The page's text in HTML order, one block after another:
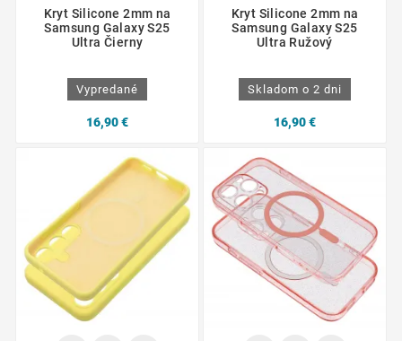
Kryt Silicone 2mm na
Samsung Galaxy S25
Ultra Čierny
Vypredané
16,90 €
Kryt Silicone 2mm na
Samsung Galaxy S25
Ultra Ružový
Skladom o 2 dni
16,90 €